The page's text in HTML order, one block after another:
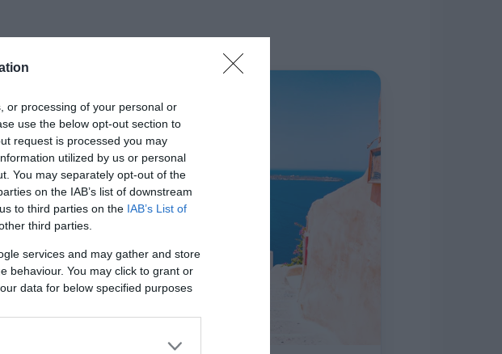
or processing of your personal or
use the below opt-out section to
request is processed you may
utilized by us or personal
You may separately opt-out of the
on the IAB’s list of downstream
to third parties on the IAB’s List of
third parties.
services and may gather and store
behaviour. You may click to grant or
data for below specified purposes
Με
[…]